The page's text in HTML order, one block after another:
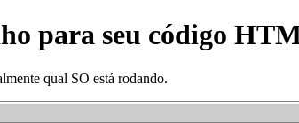
para seu código
qual SO está rodando.